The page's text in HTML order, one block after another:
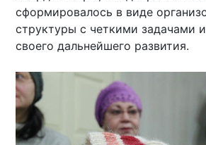
сформировалось в виде
структуры с четкими задачами
своего дальнейшего развития.